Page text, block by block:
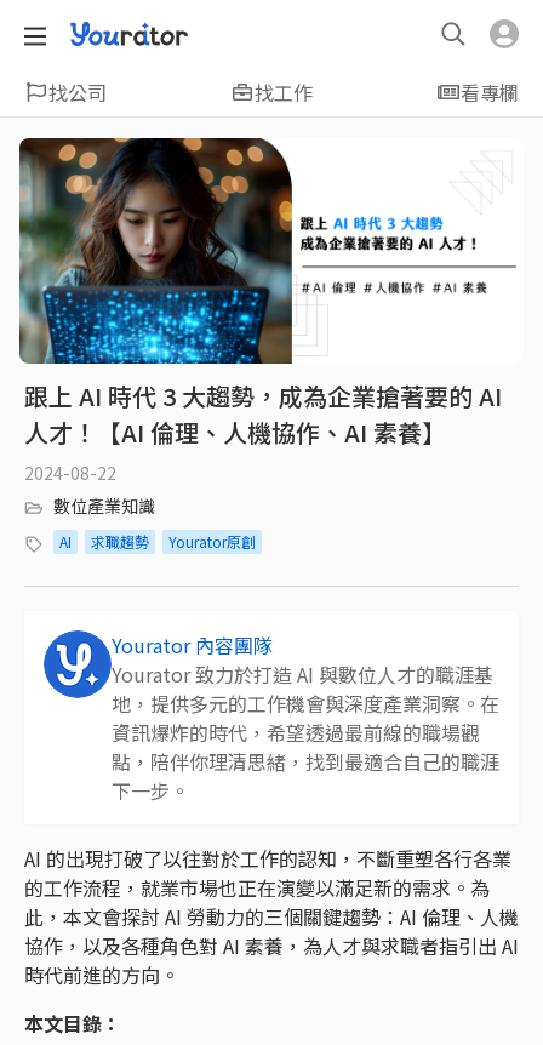
找公司 找工作 看專欄
跟上 AI 時代 3 大趨勢，成為企業搶著要的 AI
人才！【AI 倫理、人機協作、AI 素養】
2024-08-22
數位產業知識
AI 求職趨勢 Yourator原創
Yourator 內容團隊
Yourator 致力於打造 AI 與數位人才的職涯基
地，提供多元的工作機會與深度產業洞察。在
資訊爆炸的時代，希望透過最前線的職場觀
點，陪伴你理清思緒，找到最適合自己的職涯
下一步。
AI 的出現打破了以往對於工作的認知，不斷重塑各行各業
的工作流程，就業市場也正在演變以滿足新的需求。為
此，本文會探討 AI 勞動力的三個關鍵趨勢：AI 倫理、人機
協作，以及各種角色對 AI 素養，為人才與求職者指引出 AI
時代前進的方向。
本文目錄：